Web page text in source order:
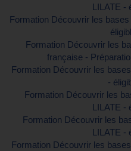
LILATE -
Formation Découvrir les
Formation Découvrir les
française -
Formation Découvrir les
-
Formation Découvrir les
LILATE -
Formation Découvrir les
LILATE -
Formation Découvrir les